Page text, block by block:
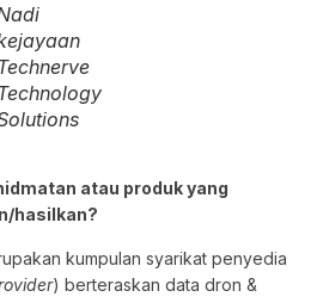
Technerve
Technology
atau produk yang
hasilkan?
kumpulan syarikat penyedia
) berteraskan data dron &